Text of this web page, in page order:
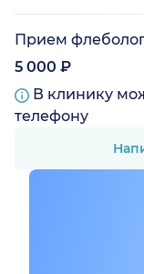
Прием
5 000 ₽
В клинику
телефону